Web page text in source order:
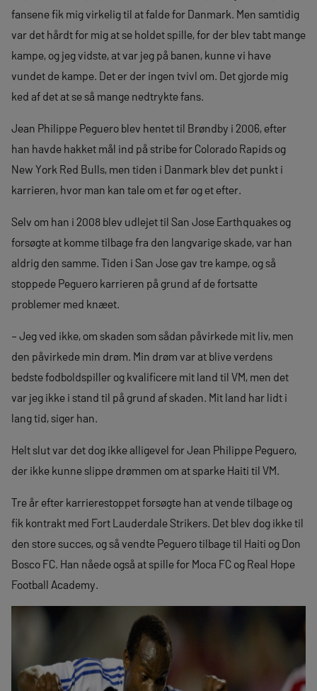
fansene fik mig virkelig til at falde for Danmark. Men samtidig
var det hårdt for mig at se holdet spille, for der blev tabt mange
kampe, og jeg vidste, at var jeg på banen, kunne vi have
vundet de kampe. Det er der ingen tvivl om. Det gjorde mig
ked af det at se så mange nedtrykte fans.
Jean Philippe Peguero blev hentet til Brøndby i 2006, efter
han havde hakket mål ind på stribe for Colorado Rapids og
New York Red Bulls, men tiden i Danmark blev det punkt i
karrieren, hvor man kan tale om et før og et efter.
Selv om han i 2008 blev udlejet til San Jose Earthquakes og
forsøgte at komme tilbage fra den langvarige skade, var han
aldrig den samme. Tiden i San Jose gav tre kampe, og så
stoppede Peguero karrieren på grund af de fortsatte
problemer med knæet.
– Jeg ved ikke, om skaden som sådan påvirkede mit liv, men
den påvirkede min drøm. Min drøm var at blive verdens
bedste fodboldspiller og kvalificere mit land til VM, men det
var jeg ikke i stand til på grund af skaden. Mit land har lidt i
lang tid, siger han.
Helt slut var det dog ikke alligevel for Jean Philippe Peguero,
der ikke kunne slippe drømmen om at sparke Haiti til VM.
Tre år efter karrierestoppet forsøgte han at vende tilbage og
fik kontrakt med Fort Lauderdale Strikers. Det blev dog ikke til
den store succes, og så vendte Peguero tilbage til Haiti og Don
Bosco FC. Han nåede også at spille for Moca FC og Real Hope
Football Academy.